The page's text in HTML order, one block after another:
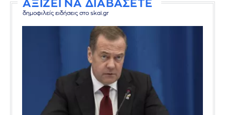
ΑΞΙΖΕΙ ΝΑ ΔΙΑΒΑΣΕΤΕ
δημοφιλείς ειδήσεις στο skai.gr